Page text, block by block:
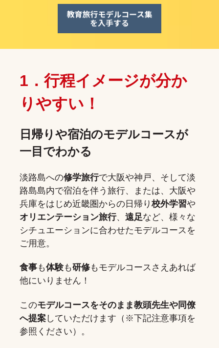
1．行程イメージが分か
りやすい！
日帰りや宿泊のモデルコースが
一目でわかる
淡路島への修学旅行で大阪や神戸、そして淡
路島島内で宿泊を伴う旅行、または、大阪や
兵庫をはじめ近畿圏からの日帰り校外学習や
オリエンテーション旅行、 遠足など、様々な
シチュエーションに合わせたモデルコースを
ご用意。
食事も体験も研修もモデルコースさえあれば
他にいりません！
このモデルコースをそのまま教頭先生や同僚
へ提案 していただけます（※下記注意事項を
参照ください）。